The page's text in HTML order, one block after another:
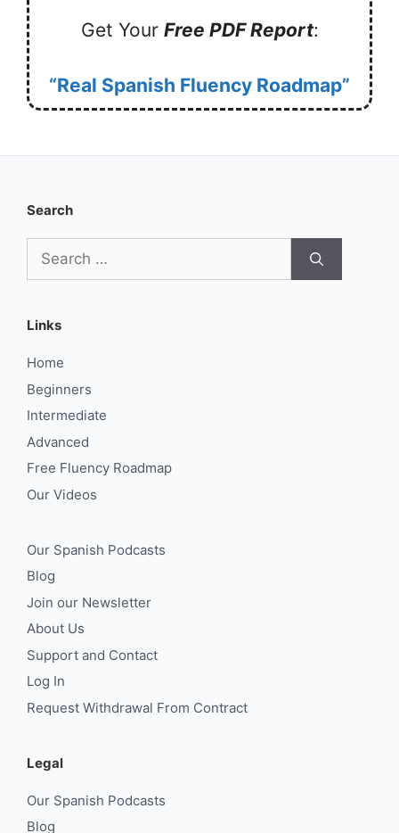
Get Your Free PDF Report:
“Real Spanish Fluency Roadmap”
Search
for:
Links
Home
Beginners
Intermediate
Advanced
Free Fluency Roadmap
Our Videos
Our Spanish Podcasts
Blog
Join our Newsletter
About Us
Support and Contact
Log In
Request Withdrawal From Contract
Legal
Our Spanish Podcasts
Blog